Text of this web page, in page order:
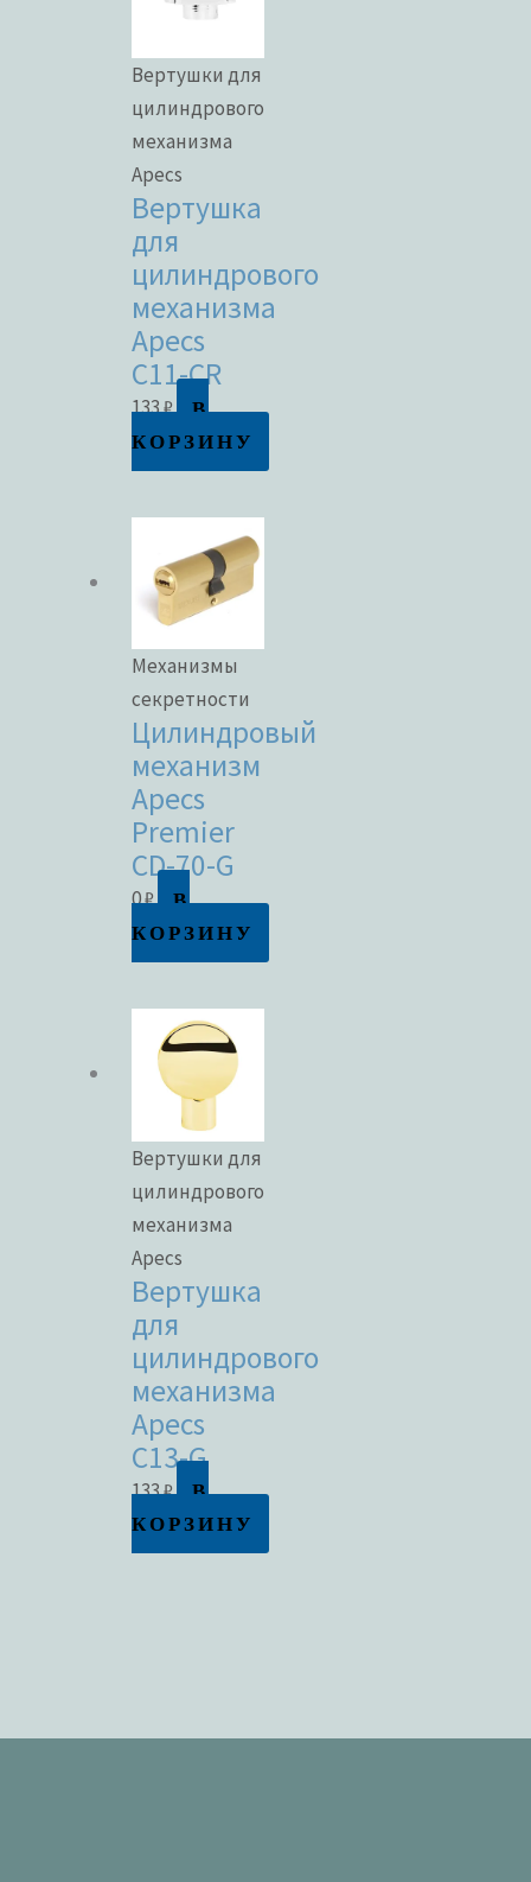
Вертушки для
цилиндрового
механизма
Apecs
Вертушка
для
цилиндрового
механизма
Apecs
C11-CR
133₽
В
КОРЗИНУ
Механизмы
секретности
Цилиндровый
механизм
Apecs
Premier
CD-70-G
0₽
В
КОРЗИНУ
Вертушки для
цилиндрового
механизма
Apecs
Вертушка
для
цилиндрового
механизма
Apecs
C13-G
133₽
В
КОРЗИНУ